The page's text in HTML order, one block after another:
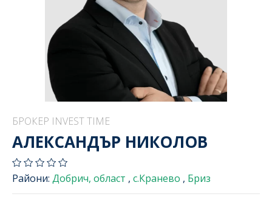
БРОКЕР INVEST TIME
АЛЕКСАНДЪР НИКОЛОВ
Райони: Добрич, област , с.Кранево , Бриз